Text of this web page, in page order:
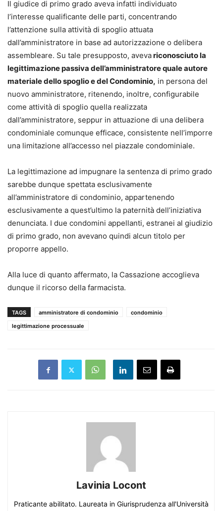
Il giudice di primo grado aveva infatti individuato
l’interesse qualificante delle parti, concentrando
l’attenzione sulla attività di spoglio attuata
dall’amministratore in base ad autorizzazione o delibera
assembleare. Su tale presupposto, avevariconosciuto la
legittimazione passiva dell’amministratore quale autore
materiale dello spoglio e del Condominio, in persona del
nuovo amministratore, ritenendo, inoltre, configurabile
come attività di spoglio quella realizzata
dall’amministratore, seppur in attuazione di una delibera
condominiale comunque efficace, consistente nell’imporre
una limitazione all’accesso nel piazzale condominiale.
La legittimazione ad impugnare la sentenza di primo grado
sarebbe dunque spettata esclusivamente
all’amministratore di condominio, appartenendo
esclusivamente a quest’ultimo la paternità dell’iniziativa
denunciata. I due condomini appellanti, estranei al giudizio
di primo grado, non avevano quindi alcun titolo per
proporre appello.
Alla luce di quanto affermato, la Cassazione accoglieva
dunque il ricorso della farmacista.
TAGS amministratore di condominio
condominio
legittimazione processuale
Lavinia Locont
Praticante abilitato. Laureata in Giurisprudenza all'Università